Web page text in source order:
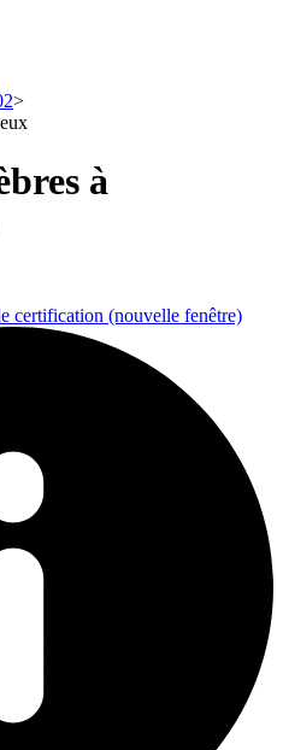
à
certification (nouvelle fenêtre)